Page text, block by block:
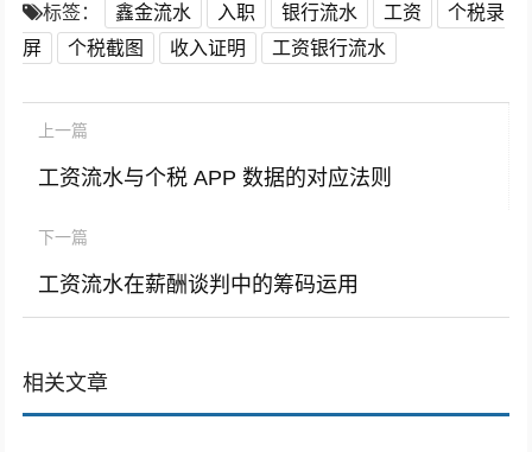
标签： 鑫金流水 入职 银行流水 工资
个税录
屏
个税截图 收入证明 工资银行流水
上一篇
工资流水与个税 APP 数据的对应法则
下一篇
工资流水在薪酬谈判中的筹码运用
相关文章